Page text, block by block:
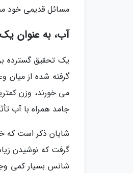
مسائل قدیمی خود
آب، به عنوان
می خورند، وزن
جامد همراه با آب
شایان ذکر است که
گرفت که نوشیدن
شانس بسیار کمی